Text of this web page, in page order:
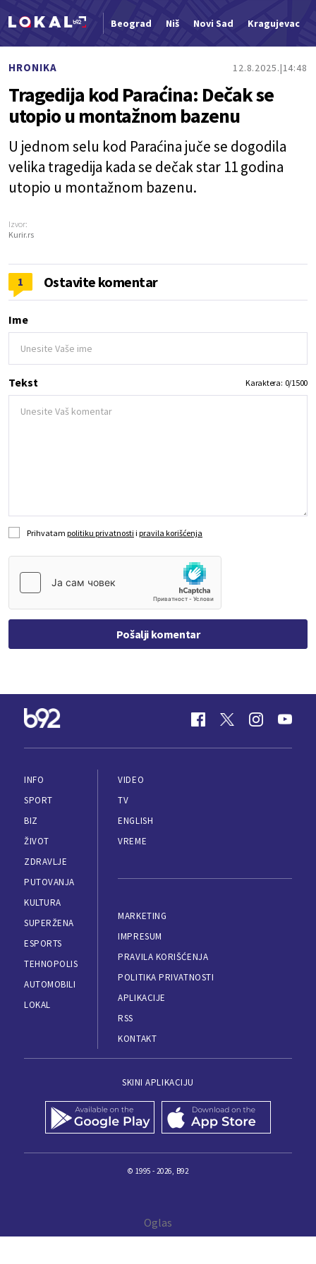
Beograd Niš Novi Sad Kragujevac
HRONIKA 12.8.2025. 14:48
Tragedija kod Paraćina: Dečak se
utopio u montažnom bazenu
U jednom selu kod Paraćina juče se dogodila
velika tragedija kada se dečak star 11 godina
utopio u montažnom bazenu.
Izvor:
Kurir.rs
1 Ostavite komentar
Ime
Tekst Karaktera: 0/1500
Prihvatam politiku privatnosti i pravila korišćenja
Pošalji komentar
INFO
SPORT
BIZ
ŽIVOT
ZDRAVLJE
PUTOVANJA
KULTURA
SUPERŽENA
ESPORTS
TEHNOPOLIS
AUTOMOBILI
LOKAL
VIDEO
TV
ENGLISH
VREME
MARKETING
IMPRESUM
PRAVILA KORIŠĆENJA
POLITIKA PRIVATNOSTI
APLIKACIJE
RSS
KONTAKT
SKINI APLIKACIJU
© 1995 - 2026, B92